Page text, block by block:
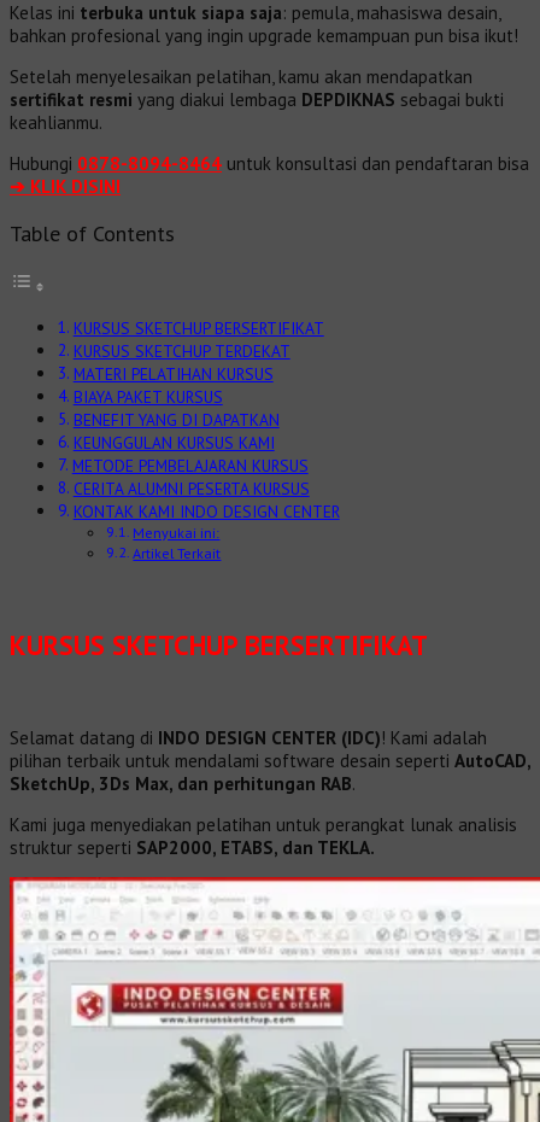
Kelas ini terbuka untuk siapa saja: pemula, mahasiswa desain,
bahkan profesional yang ingin upgrade kemampuan pun bisa ikut!
Setelah menyelesaikan pelatihan, kamu akan mendapatkan
sertifikat resmi yang diakui lembaga DEPDIKNAS sebagai bukti
keahlianmu.
Hubungi 0878-8094-8464 untuk konsultasi dan pendaftaran bisa
➔ KLIK DISINI
Table of Contents
KURSUS SKETCHUP BERSERTIFIKAT
KURSUS SKETCHUP TERDEKAT
MATERI PELATIHAN KURSUS
BIAYA PAKET KURSUS
BENEFIT YANG DI DAPATKAN
KEUNGGULAN KURSUS KAMI
METODE PEMBELAJARAN KURSUS
CERITA ALUMNI PESERTA KURSUS
KONTAK KAMI INDO DESIGN CENTER
Menyukai ini:
Artikel Terkait
KURSUS SKETCHUP BERSERTIFIKAT
Selamat datang di INDO DESIGN CENTER (IDC)! Kami adalah
pilihan terbaik untuk mendalami software desain seperti AutoCAD,
SketchUp, 3Ds Max, dan perhitungan RAB.
Kami juga menyediakan pelatihan untuk perangkat lunak analisis
struktur seperti SAP2000, ETABS, dan TEKLA.